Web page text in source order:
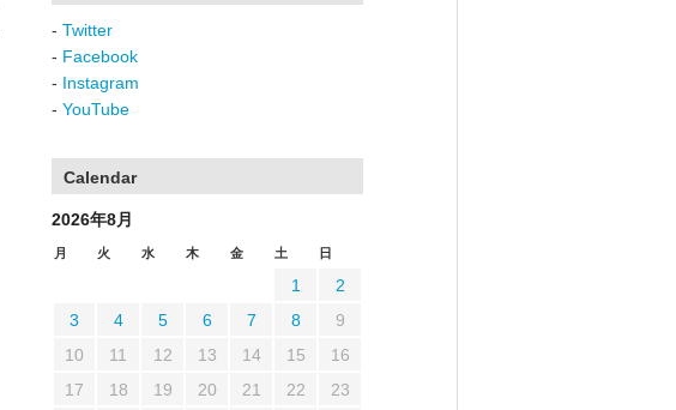
- Twitter
- Facebook
- Instagram
- YouTube
Calendar
2026年8月
月 火 水 木 金 土 日
1
2
3
4 5 6 7 8
9
10
11 12 13 14 15
16
17
18 19 20 21 22
23